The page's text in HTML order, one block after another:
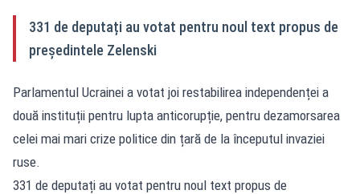
331 de deputați au votat pentru noul text propus de
președintele Zelenski
Parlamentul Ucrainei a votat joi restabilirea independenței a
două instituții pentru lupta anticorupție, pentru dezamorsarea
celei mai mari crize politice din țară de la începutul invaziei
ruse.
331 de deputați au votat pentru noul text propus de